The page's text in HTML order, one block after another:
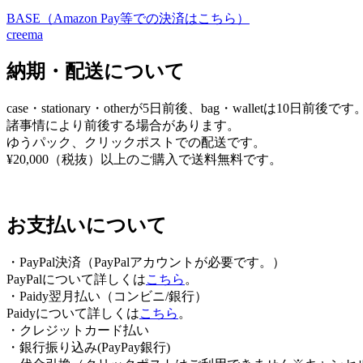
ビ
ー
シ
ョ
ン
BASE（Amazon Pay等での決済はこちら）
creema
納期・配送について
case・stationary・otherが5日前後、bag・walletは10日前後です
諸事情により前後する場合があります。
ゆうパック、クリックポストでの配送です。
¥20,000（税抜）以上のご購入で送料無料です。
お支払いについて
・PayPal決済（PayPalアカウントが必要です。）
PayPalについて詳しくはこちら 。
・Paidy翌⽉払い（コンビニ/銀⾏）
Paidyについて詳しくはこちら 。
・クレジットカード払い
・銀行振り込み(PayPay銀行)